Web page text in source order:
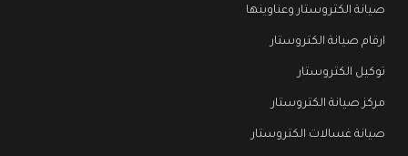
صيانة الكتروستار وعناوينها
ارقام صيانة الكتروستار
توكيل الكتروستار
مركز صيانة الكتروستار
صيانة غسالات الكتروستار